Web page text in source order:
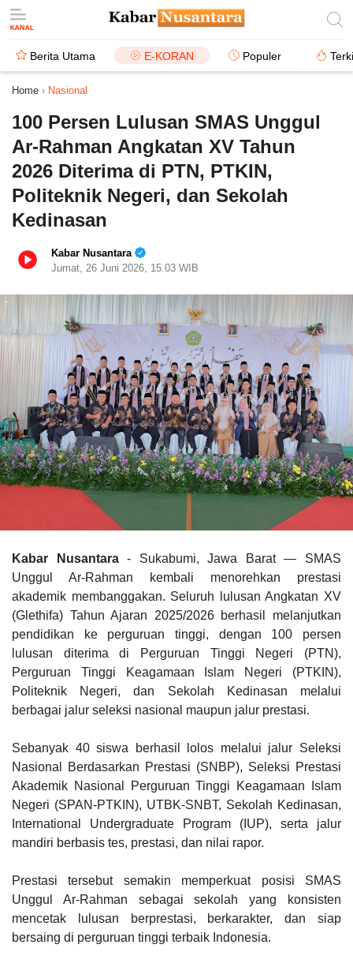
Berita Utama E-KORAN Populer
Home › Nasional
100 Persen Lulusan SMAS Unggul
Ar-Rahman Angkatan XV Tahun
2026 Diterima di PTN, PTKIN,
Politeknik Negeri, dan Sekolah
Kedinasan
Kabar Nusantara
Jumat, 26 Juni 2026, 15.03 WIB
Kabar Nusantara- Sukabumi, Jawa Barat — SMAS
Unggul Ar-Rahman kembali menorehkan prestasi
akademik membanggakan. Seluruh lulusan Angkatan XV
(Glethifa) Tahun Ajaran 2025/2026 berhasil melanjutkan
pendidikan ke perguruan tinggi, dengan 100 persen
lulusan diterima di Perguruan Tinggi Negeri (PTN),
Perguruan Tinggi Keagamaan Islam Negeri (PTKIN),
Politeknik Negeri, dan Sekolah Kedinasan melalui
berbagai jalur seleksi nasional maupun jalur prestasi.
Sebanyak 40 siswa berhasil lolos melalui jalur Seleksi
Nasional Berdasarkan Prestasi (SNBP), Seleksi Prestasi
Akademik Nasional Perguruan Tinggi Keagamaan Islam
Negeri (SPAN-PTKIN), UTBK-SNBT, Sekolah Kedinasan,
International Undergraduate Program (IUP), serta jalur
mandiri berbasis tes, prestasi, dan nilai rapor.
Prestasi tersebut semakin memperkuat posisi SMAS
Unggul Ar-Rahman sebagai sekolah yang konsisten
mencetak lulusan berprestasi, berkarakter, dan siap
bersaing di perguruan tinggi terbaik Indonesia.